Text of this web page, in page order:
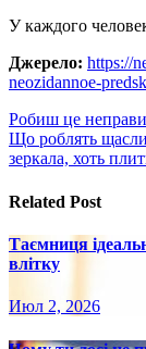
У каждого
Джерело: https://
neozidannoe-
Навигация
по
Робиш це
Що роблять
зеркала, хоть
Related Post
Таємниця
влітку
Июл 2, 2026